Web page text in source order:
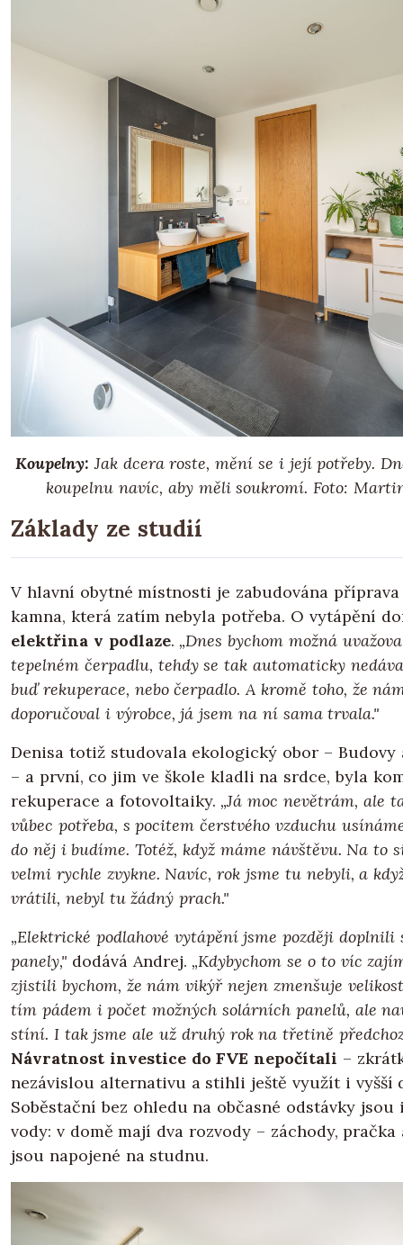
Koupelny: Jak dcera roste, mění se i její potřeby.
koupelnu navíc, aby měli soukromí. Foto:
Základy ze studií
V hlavní obytné místnosti je zabudována příprava
kamna, která zatím nebyla potřeba. O vytápění
elektřina v podlaze. „Dnes bychom možná
tepelném čerpadlu, tehdy se tak automaticky
buď rekuperace, nebo čerpadlo. A kromě toho, že
doporučoval i výrobce, já jsem na ní sama trvala."
Denisa totiž studovala ekologický obor –
– a první, co jim ve škole kladli na srdce, byla
rekuperace a fotovoltaiky. „Já moc nevětrám, ale
vůbec potřeba, s pocitem čerstvého vzduchu
do něj i budíme. Totéž, když máme návštěvu. Na to
velmi rychle zvykne. Navíc, rok jsme tu nebyli, a
vrátili, nebyl tu žádný prach."
„Elektrické podlahové vytápění jsme později
panely," dodává Andrej. „Kdybychom se o to víc
zjistili bychom, že nám vikýř nejen zmenšuje
tím pádem i počet možných solárních panelů, ale
stíní. I tak jsme ale už druhý rok na třetině
Návratnost investice do FVE nepočítali –
nezávislou alternativu a stihli ještě využít i vyšší
Soběstační bez ohledu na občasné odstávky jsou
vody: v domě mají dva rozvody – záchody, pračka
jsou napojené na studnu.